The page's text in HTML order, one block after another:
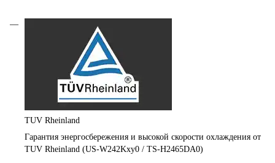
TUV Rheinland
Гарантия энергосбережения и высокой скорости охлаждения от
TUV Rheinland (US-W242Kxy0 / TS-H2465DA0)